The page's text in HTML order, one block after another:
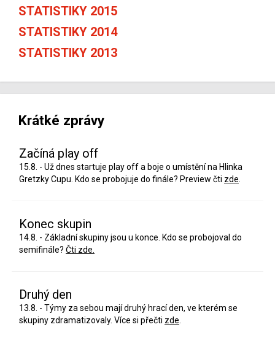
STATISTIKY 2015
STATISTIKY 2014
STATISTIKY 2013
Krátké zprávy
Začíná play off
15.8. - Už dnes startuje play off a boje o umístění na Hlinka
Gretzky Cupu. Kdo se probojuje do finále? Preview čti zde
Konec skupin
14.8. - Základní skupiny jsou u konce. Kdo se probojoval do
semifinále? Čti zde.
Druhý den
13.8. - Týmy za sebou mají druhý hrací den, ve kterém se
skupiny zdramatizovaly. Více si přečti zde